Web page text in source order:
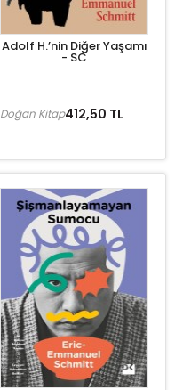
Adolf H.’nin Diğer Yaşamı
- SC
412,50 TL
Doğan Kitap